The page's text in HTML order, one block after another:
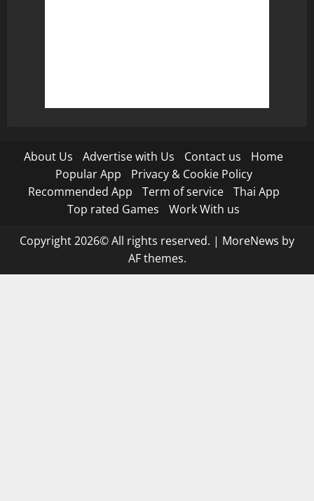
About Us Advertise with Us Contact us
Home
Popular App
Privacy & Cookie Policy
Recommended App
Term of service
Thai App
Top rated Games
Work With us
Copyright 2026© All rights reserved. | MoreNews by
AF themes.